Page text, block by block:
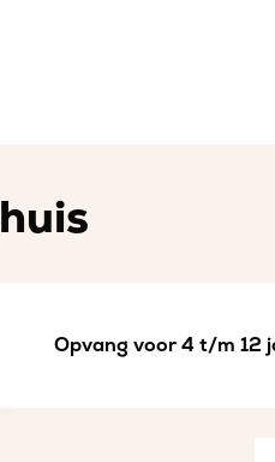
Opvang voor 4 t/m 12